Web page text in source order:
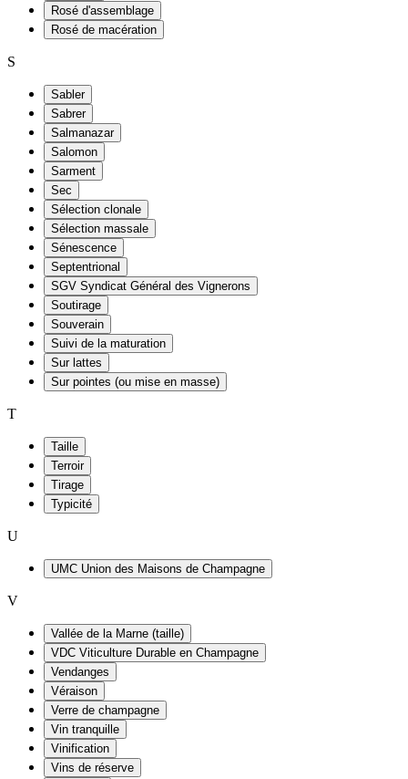
Rosé d'assemblage
Rosé de macération
S
Sabler
Sabrer
Salmanazar
Salomon
Sarment
Sec
Sélection clonale
Sélection massale
Sénescence
Septentrional
SGV Syndicat Général des Vignerons
Soutirage
Souverain
Suivi de la maturation
Sur lattes
Sur pointes (ou mise en masse)
T
Taille
Terroir
Tirage
Typicité
U
UMC Union des Maisons de Champagne
V
Vallée de la Marne (taille)
VDC Viticulture Durable en Champagne
Vendanges
Véraison
Verre de champagne
Vin tranquille
Vinification
Vins de réserve